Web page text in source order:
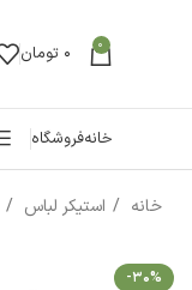
0
0 تومان
خانهفروشگاه
خانه استیکر لباس
-30%